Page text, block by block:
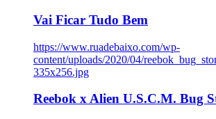
Vai Ficar Tudo Bem
https://www.ruadebaixo.com/wp-
content/uploads/2020/04/
335x256.jpg
Reebok x Alien U.S.C.M. Bug